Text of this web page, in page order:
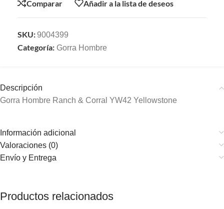
Comparar Añadir a la lista de deseos
SKU:9004399
Categoría: Gorra Hombre
Descripción
Gorra Hombre Ranch & Corral YW42 Yellowstone
Información adicional
Valoraciones (0)
Envío y Entrega
Productos relacionados